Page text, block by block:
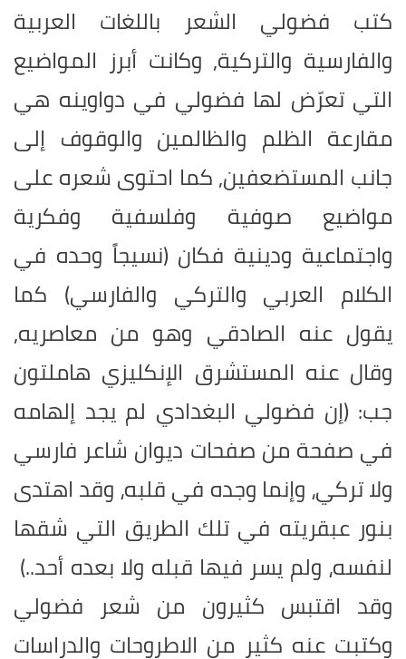
كتب فضولي الشعر باللغات العربية
والفارسية والتركية, وكانت أبرز المواضيع
التي تعرّض لها فضولي في دواوينه هي
مقارعة الظلم والظالمين والوقوف إلى
جانب المستضعفين, كما احتوى شعره على
مواضيع صوفية وفلسفية وفكرية
واجتماعية ودينية فكان (نسيجاً وحده في
الكلام العربي والتركي والفارسي) كما
يقول عنه الصادقي وهو من معاصريه,
وقال عنه المستشرق الإنكليزي هاملتون
جب: (إن فضولي البغدادي لم يجد إلهامه
في صفحة من صفحات ديوان شاعر فارسي
ولا تركي، وإنما وجده في قلبه، وقد اهتدى
بنور عبقريته في تلك الطريق التي شقها
لنفسه، ولم يسر فيها قبله ولا بعده أحد..)
وقد اقتبس كثيرون من شعر فضولي
وكتبت عنه كثير من الاطروحات والدراسات